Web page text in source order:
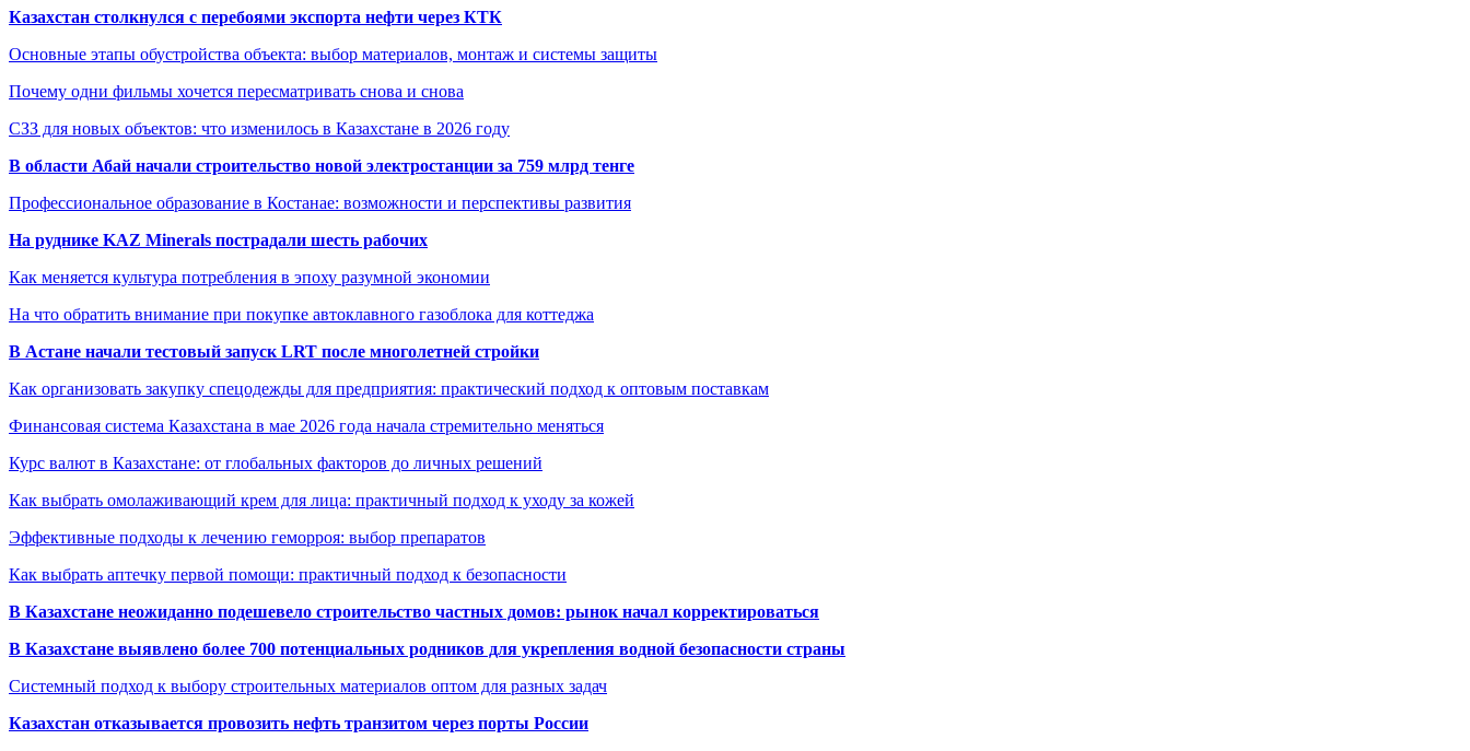
Казахстан столкнулся с перебоями экспорта нефти через КТК
Основные этапы обустройства объекта: выбор материалов, монтаж и системы защиты
Почему одни фильмы хочется пересматривать снова и снова
СЗЗ для новых объектов: что изменилось в Казахстане в 2026 году
В области Абай начали строительство новой электростанции за 759 млрд тенге
Профессиональное образование в Костанае: возможности и перспективы развития
На руднике KAZ Minerals пострадали шесть рабочих
Как меняется культура потребления в эпоху разумной экономии
На что обратить внимание при покупке автоклавного газоблока для коттеджа
В Астане начали тестовый запуск LRT после многолетней стройки
Как организовать закупку спецодежды для предприятия: практический подход к оптовым поставкам
Финансовая система Казахстана в мае 2026 года начала стремительно меняться
Курс валют в Казахстане: от глобальных факторов до личных решений
Как выбрать омолаживающий крем для лица: практичный подход к уходу за кожей
Эффективные подходы к лечению геморроя: выбор препаратов
Как выбрать аптечку первой помощи: практичный подход к безопасности
В Казахстане неожиданно подешевело строительство частных домов: рынок начал корректироваться
В Казахстане выявлено более 700 потенциальных родников для укрепления водной безопасности страны
Системный подход к выбору строительных материалов оптом для разных задач
Казахстан отказывается провозить нефть транзитом через порты России